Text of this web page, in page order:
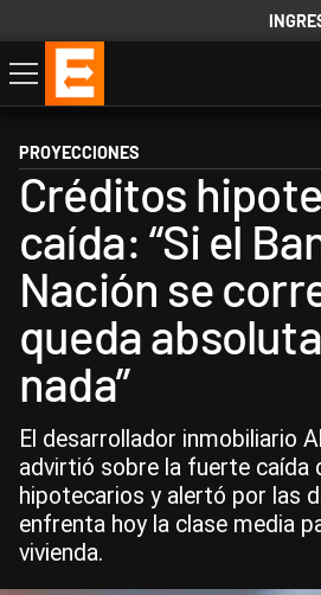
Economía
Política
Internacional
Actualidad
Descargá la App
PROYECCIONES
Créditos
caída: “Si el
Nación se
queda
nada”
El desarrollador inmobiliario
advirtió sobre la fuerte caída
hipotecarios y alertó por las
enfrenta hoy la clase media
vivienda.